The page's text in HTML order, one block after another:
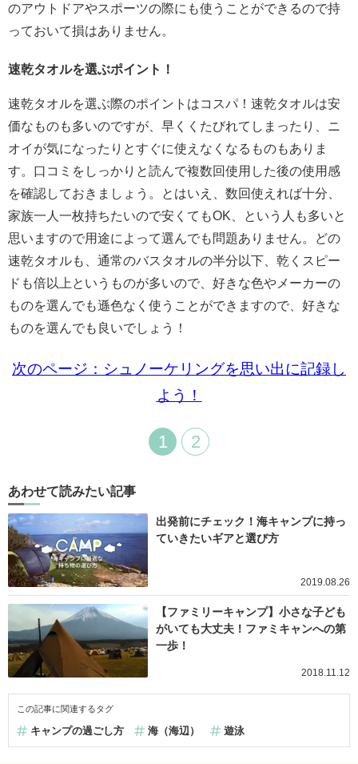
のアウトドアやスポーツの際にも使うことができるので持
っておいて損はありません。
速乾タオルを選ぶポイント！
速乾タオルを選ぶ際のポイントはコスパ！速乾タオルは安
価なものも多いのですが、早くくたびれてしまったり、ニ
オイが気になったりとすぐに使えなくなるものもありま
す。口コミをしっかりと読んで複数回使用した後の使用感
を確認しておきましょう。とはいえ、数回使えれば十分、
家族一人一枚持ちたいので安くてもOK、という人も多いと
思いますので用途によって選んでも問題ありません。どの
速乾タオルも、通常のバスタオルの半分以下、乾くスピー
ドも倍以上というものが多いので、好きな色やメーカーの
ものを選んでも遜色なく使うことができますので、好きな
ものを選んでも良いでしょう！
次のページ：シュノーケリングを思い出に記録し
よう！
1 2
あわせて読みたい記事
出発前にチェック！海キャンプに持っ
ていきたいギアと選び方
2019.08.26
【ファミリーキャンプ】小さな子ども
がいても大丈夫！ファミキャンへの第
一歩！
2018.11.12
この記事に関連するタグ
キャンプの過ごし方 海（海辺） 遊泳